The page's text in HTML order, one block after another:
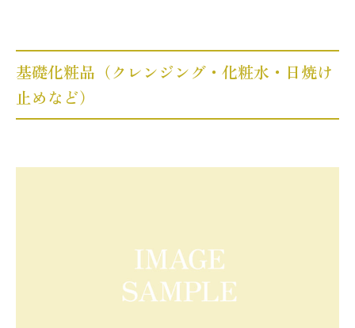
基礎化粧品（クレンジング・化粧水・日焼け
止めなど）